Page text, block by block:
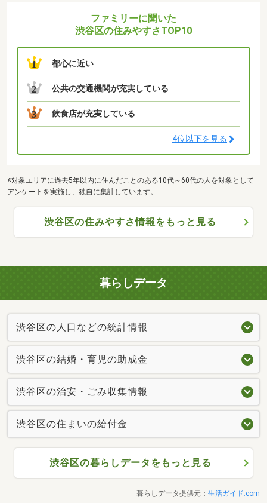
ファミリーに聞いた
渋谷区の住みやすさTOP10
1 都心に近い
2 公共の交通機関が充実している
3 飲食店が充実している
4位以下を見る
※対象エリアに過去5年以内に住んだことのある10代～60代の人を対象として
アンケートを実施し、独自に集計しています。
渋谷区の住みやすさ情報をもっと見る
暮らしデータ
渋谷区の人口などの統計情報
渋谷区の結婚・育児の助成金
渋谷区の治安・ごみ収集情報
渋谷区の住まいの給付金
渋谷区の暮らしデータをもっと見る
暮らしデータ提供元： 生活ガイド.com